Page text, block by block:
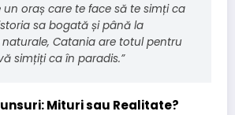
un oraș care te face să te simți ca
sa bogată și până la
naturale, Catania are totul pentru
simțiți ca în paradis.”
Mituri sau Realitate?